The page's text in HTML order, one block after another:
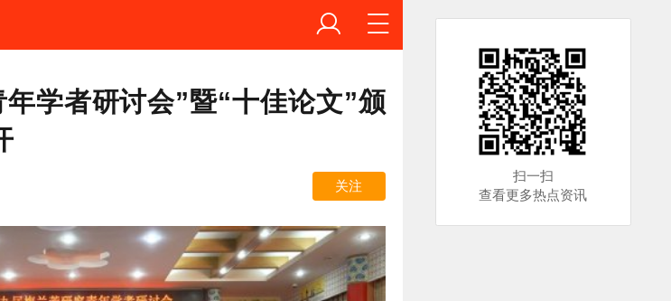
学者研讨会”暨“十佳论文”颁
关注
扫一扫
查看更多热点资讯